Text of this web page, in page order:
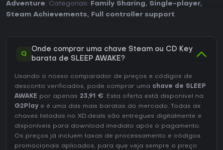
Adventure. Categorias: Family Sharing, Single-player,
Steam Achievements, Full controller support.
Q
Onde comprar uma chave Steam ou CD Key
barata de SLEEP AWAKE?
Usando o nosso comparador de preços e códigos de
desconto verificados, pode comprar uma chave de SLEEP
AWAKE por apenas 23,91 €. Esta oferta está disponível na
G2Play e é uma das mais baratas do mercado. Todas as
chaves listadas no XD.deals são entregues digitalmente e
disponíveis para download imediato após o pagamento.
Os preços já incluem taxas de processamento e códigos
promocionais aplicados, para que veja sempre o preço